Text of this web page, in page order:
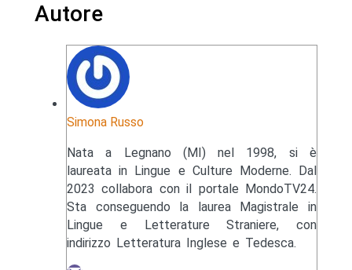
Autore
Simona Russo
Nata a Legnano (MI) nel 1998, si è
laureata in Lingue e Culture Moderne. Dal
2023 collabora con il portale MondoTV24.
Sta conseguendo la laurea Magistrale in
Lingue e Letterature Straniere, con
indirizzo Letteratura Inglese e Tedesca.